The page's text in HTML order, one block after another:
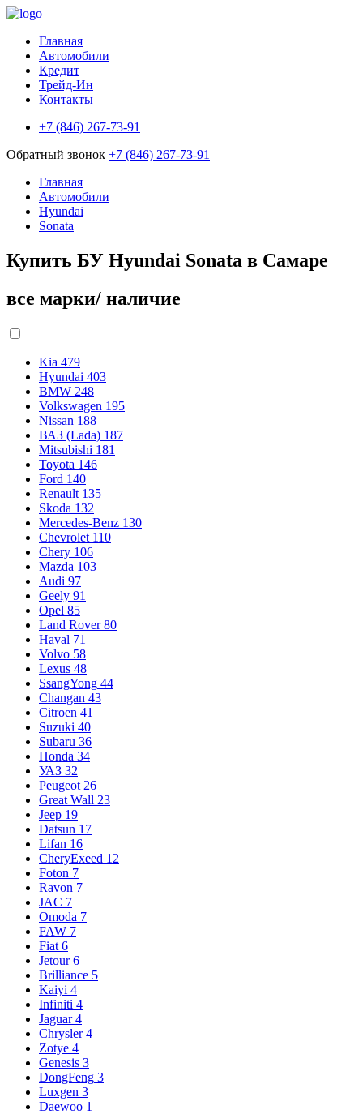
Главная
Автомобили
Кредит
Трейд-Ин
Контакты
+7 (846) 267-73-91
Обратный звонок +7 (846) 267-73-91
Главная
Автомобили
Hyundai
Sonata
Купить БУ Hyundai Sonata в Самаре
все марки/ наличие
Kia 479
Hyundai 403
BMW 248
Volkswagen 195
Nissan 188
ВАЗ (Lada) 187
Mitsubishi 181
Toyota 146
Ford 140
Renault 135
Skoda 132
Mercedes-Benz 130
Chevrolet 110
Chery 106
Mazda 103
Audi 97
Geely 91
Opel 85
Land Rover 80
Haval 71
Volvo 58
Lexus 48
SsangYong 44
Changan 43
Citroen 41
Suzuki 40
Subaru 36
Honda 34
УАЗ 32
Peugeot 26
Great Wall 23
Jeep 19
Datsun 17
Lifan 16
CheryExeed 12
Foton 7
Ravon 7
JAC 7
Omoda 7
FAW 7
Fiat 6
Jetour 6
Brilliance 5
Kaiyi 4
Infiniti 4
Jaguar 4
Chrysler 4
Zotye 4
Genesis 3
DongFeng 3
Luxgen 3
Daewoo 1